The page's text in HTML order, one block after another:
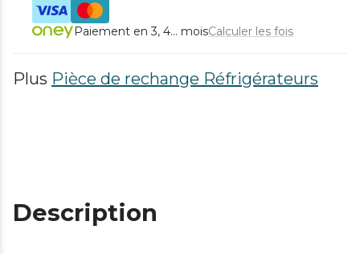
Paiement en 3, 4... moisCalculer les fois
Plus Pièce de rechange Réfrigérateurs
Description